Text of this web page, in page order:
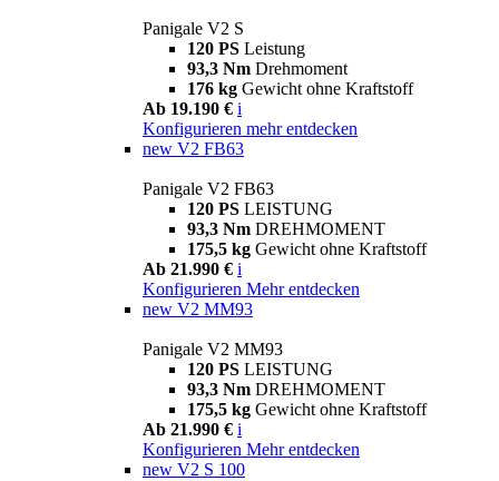
Panigale V2 S
120 PS Leistung
93,3 Nm Drehmoment
176 kg Gewicht ohne Kraftstoff
Ab 19.190 € i
Konfigurieren mehr entdecken
new V2 FB63
Panigale V2 FB63
120 PS LEISTUNG
93,3 Nm DREHMOMENT
175,5 kg Gewicht ohne Kraftstoff
Ab 21.990 € i
Konfigurieren Mehr entdecken
new V2 MM93
Panigale V2 MM93
120 PS LEISTUNG
93,3 Nm DREHMOMENT
175,5 kg Gewicht ohne Kraftstoff
Ab 21.990 € i
Konfigurieren Mehr entdecken
new V2 S 100